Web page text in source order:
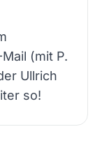
(mit P.
Ullrich
so!